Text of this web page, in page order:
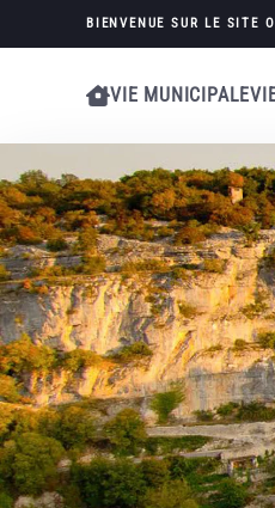
Skip to main content
BIENVENUE SUR LE SITE
VIE MUNICIPALE